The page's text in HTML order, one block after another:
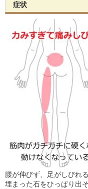
症状
腰が伸びず、足がしびれる
埋まった石をひっぱり出